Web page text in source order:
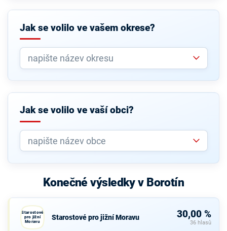
Jak se volilo ve vašem okrese?
Jak se volilo ve vaší obci?
Konečné výsledky v Borotín
Starostové
pro jižní
Moravu
Starostové pro jižní Moravu 30,00 %
36 hlasů